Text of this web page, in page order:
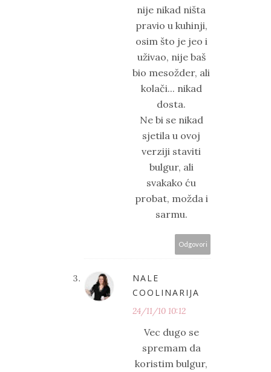
nije nikad ništa
pravio u kuhinji,
osim što je jeo i
uživao, nije baš
bio mesožder, ali
kolači... nikad
dosta.
Ne bi se nikad
sjetila u ovoj
verziji staviti
bulgur, ali
svakako ću
probat, možda i
sarmu.
Odgovori
NALE
COOLINARIJA
24/11/10 10:12
Vec dugo se
spremam da
koristim bulgur,